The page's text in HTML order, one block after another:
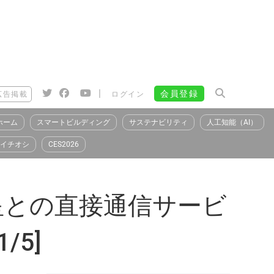
告掲載 | ログイン 会員登録
ーム スマートビルディング サステナビリティ 人工知能（AI）
イチオシ CES2026
の直接通信サービ
5]